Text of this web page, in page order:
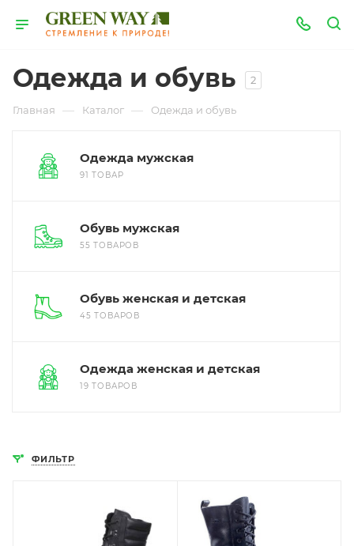
Одежда и обувь 2
Главная — Каталог — Одежда и обувь
Одежда мужская
91 ТОВАР
Обувь мужская
55 ТОВАРОВ
Обувь женская и детская
45 ТОВАРОВ
Одежда женская и детская
19 ТОВАРОВ
ФИЛЬТР